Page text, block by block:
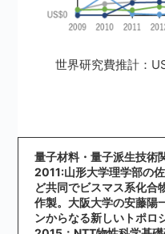
世界研究費推計：
量子材料・量子派生技術
2011:山形大学理学部の
ど共同でビスマス系化合
作製。大阪大学の安藤陽
ンからなる新しいトポロ